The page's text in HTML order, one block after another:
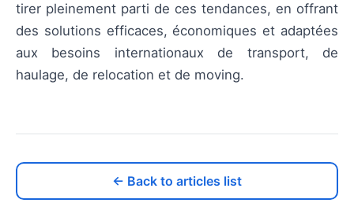
tirer pleinement parti de ces tendances, en offrant
des solutions efficaces, économiques et adaptées
aux besoins internationaux de transport, de
haulage, de relocation et de moving.
← Back to articles list